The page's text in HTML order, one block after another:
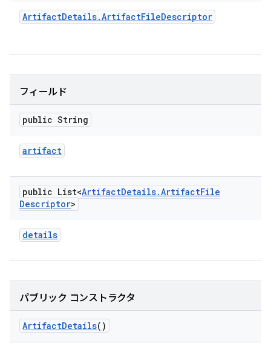
ArtifactDetails.ArtifactFileDescriptor
フィールド
public String
artifact
public List<ArtifactDetails.ArtifactFile
Descriptor>
details
パブリック コンストラクタ
ArtifactDetails()